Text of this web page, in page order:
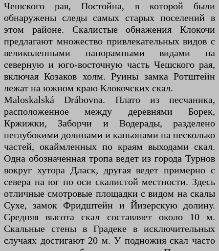
Чешского рая, Постойна, в которой были
обнаружены следы самых старых поселений в
этом районе. Скалистые обнажения Клокочи
предлагают множество привлекательных видов с
великолепными панорамными видами на
северную и юго-восточную часть Чешского рая,
включая Козаков холм. Руины замка Ротштейн
лежат на южном краю Клокочских скал.
Maloskalská Drábovna. Плато из песчаника,
расположенное между деревнями Борек,
Кржижки, Заборчи и Водерады, разделено
неглубокими долинами и каньонами на несколько
частей, окаймленных по краям выходами скал.
Одна обозначенная тропа ведет из города Турнов
вокруг хутора Дласк, другая ведет примерно с
севера на юг по оси скалистой местности. Здесь
отличные смотровые площадки с видом на скалы
Сухе, замок Фридштейн и Йизерскую долину.
Средняя высота скал составляет около 10 м.
Скальные стены в Градеке в исключительных
случаях достигают 20 м. У подножия скал часто